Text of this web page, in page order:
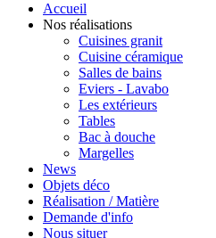
Accueil
Nos réalisations
Cuisines granit
Cuisine céramique
Salles de bains
Eviers - Lavabo
Les extérieurs
Tables
Bac à douche
Margelles
News
Objets déco
Réalisation / Matière
Demande d'info
Nous situer